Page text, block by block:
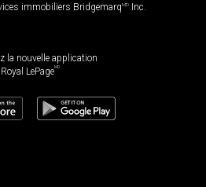
immobiliers BridgemarqMD Inc.
la nouvelle application
Royal LePageMD